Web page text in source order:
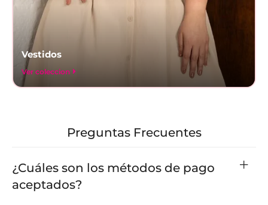
Vestidos
Ver coleccion
Preguntas Frecuentes
¿Cuáles son los métodos de pago
aceptados?